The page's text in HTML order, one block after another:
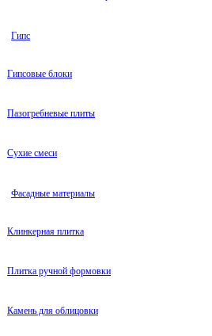
Гипс
Гипсовые блоки
Пазогребневые плиты
Сухие смеси
Фасадные материалы
Клинкерная плитка
Плитка ручной формовки
Камень для облицовки